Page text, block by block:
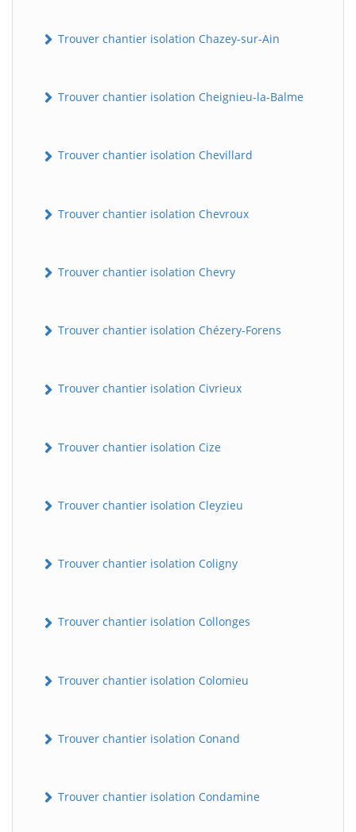
Trouver chantier isolation Chazey-sur-Ain
Trouver chantier isolation Cheignieu-la-Balme
Trouver chantier isolation Chevillard
Trouver chantier isolation Chevroux
Trouver chantier isolation Chevry
Trouver chantier isolation Chézery-Forens
Trouver chantier isolation Civrieux
Trouver chantier isolation Cize
Trouver chantier isolation Cleyzieu
Trouver chantier isolation Coligny
Trouver chantier isolation Collonges
Trouver chantier isolation Colomieu
Trouver chantier isolation Conand
Trouver chantier isolation Condamine